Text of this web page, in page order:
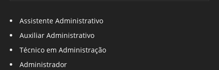
Assistente Administrativo
Auxiliar Administrativo
Técnico em Administração
Administrador